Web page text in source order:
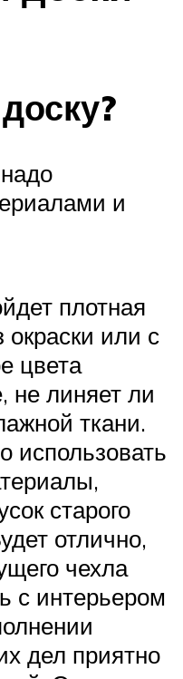
и
плотная
окраски или с
цвета
не линяет ли
ткани.
использовать
старого
отлично,
чехла
с интерьером
дел приятно